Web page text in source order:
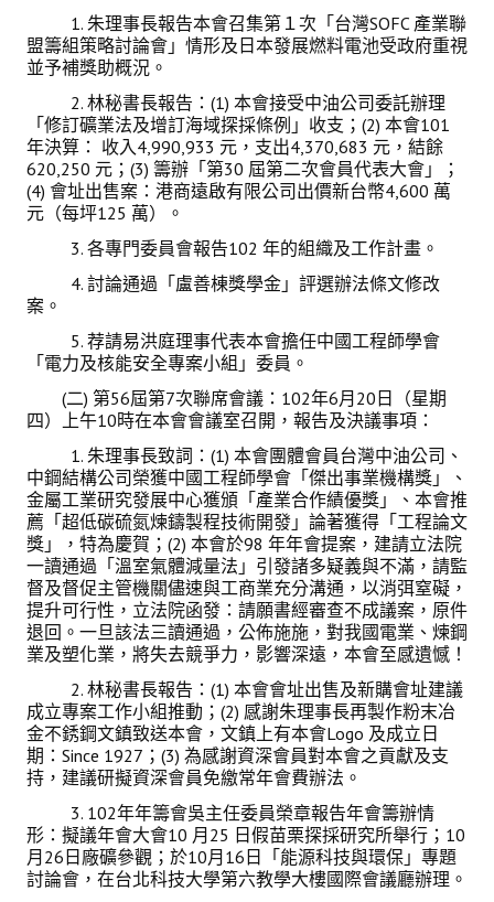
年會活動
國際交流活動
兩岸交流活動
活動照片
活動影片
相關連結
聯絡我們
(測試)
會員申請
會員登入
1. 朱理事長報告本會召集第１次「台灣SOFC 產業聯
盟籌組策略討論會」情形及日本發展燃料電池受政府重視
並予補獎助概況。
2. 林秘書長報告：(1) 本會接受中油公司委託辦理
「修訂礦業法及增訂海域探採條例」收支；(2) 本會101
年決算： 收入4,990,933 元，支出4,370,683 元，結餘
620,250 元；(3) 籌辦「第30 屆第二次會員代表大會」；
(4) 會址出售案：港商遠啟有限公司出價新台幣4,600 萬
元（每坪125 萬）。
3. 各專門委員會報告102 年的組織及工作計畫。
4. 討論通過「盧善棟獎學金」評選辦法條文修改
案。
5. 荐請易洪庭理事代表本會擔任中國工程師學會
「電力及核能安全專案小組」委員。
(二) 第56屆第7次聯席會議：102年6月20日（星期
四）上午10時在本會會議室召開，報告及決議事項：
1. 朱理事長致詞：(1) 本會團體會員台灣中油公司、
中鋼結構公司榮獲中國工程師學會「傑出事業機構獎」、
金屬工業研究發展中心獲頒「產業合作績優獎」、本會推
薦「超低碳硫氮煉鑄製程技術開發」論著獲得「工程論文
獎」，特為慶賀；(2) 本會於98 年年會提案，建請立法院
一讀通過「溫室氣體減量法」引發諸多疑義與不滿，請監
督及督促主管機關儘速與工商業充分溝通，以消弭窒礙，
提升可行性，立法院函發：請願書經審查不成議案，原件
退回。一旦該法三讀通過，公佈施施，對我國電業、煉鋼
業及塑化業，將失去競爭力，影響深遠，本會至感遺憾！
2. 林秘書長報告：(1) 本會會址出售及新購會址建議
成立專案工作小組推動；(2) 感謝朱理事長再製作粉末冶
金不銹鋼文鎮致送本會，文鎮上有本會Logo 及成立日
期：Since 1927；(3) 為感謝資深會員對本會之貢獻及支
持，建議研擬資深會員免繳常年會費辦法。
3. 102年年籌會吳主任委員榮章報告年會籌辦情
形：擬議年會大會10 月25 日假苗栗探採研究所舉行；10
月26日廠礦參觀；於10月16日「能源科技與環保」專題
討論會，在台北科技大學第六教學大樓國際會議廳辦理。